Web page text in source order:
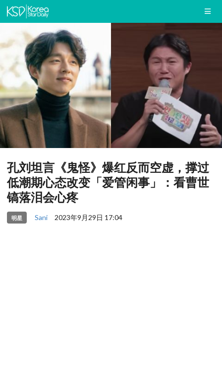
孔刘坦言《鬼怪》爆红反而空虚，撑过
低潮期心态改变「爱管闲事」：看曹世
镐落泪会心疼
明星 Sani 2023年9月29日 17:04